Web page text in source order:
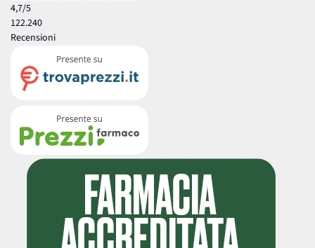
4,7/5
122.240
Recensioni